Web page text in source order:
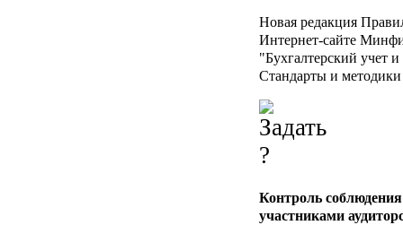
Новая редакция
Интернет-сайте
"Бухгалтерский учет и
Стандарты и
Контроль
участниками